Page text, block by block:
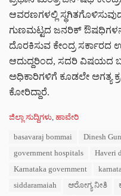
ಆವರಣಗಳಲ್ಲಿ
ಗುಣಮಟ್ಟದ ಜನರಿಕ್
ದೊರಕಿಸುವ ಕೇಂದ್ರ ಸರ್ಕಾರದ
ಆದುದ್ದರಿಂದ, ಸದರಿ ವಿಷಯದ
ಅಧಿಕಾರಿಗಳಿಗೆ ಕೂಡಲೇ ಅಗತ್ಯ
ಕೋರಿದ್ದಾರೆ.
C
ಜಿಲ್ಲಾ ಸುದ್ದಿಗಳು ಹಾವೇರಿ
basavaraj bommai Dinesh
government hospitals
Haveri
Karnataka government
siddaramaiah
ಆರೋಗ್ಯ ನೀತಿ